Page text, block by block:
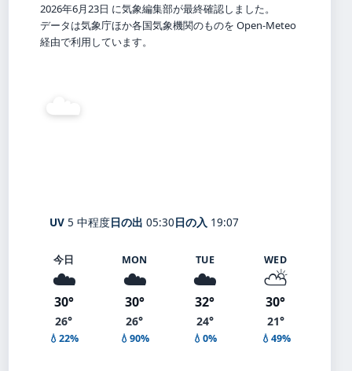
2026年6月23日 に気象編集部が最終確認しました。
データは気象庁ほか各国気象機関のものを Open-Meteo
経由で利用しています。
☁️
UV 5 中程度日の出 05:30日の入 19:07
今日
☁️
30°
26°
💧22%
MON
☁️
30°
26°
💧90%
TUE
☁️
32°
24°
💧0%
WED
⛅
30°
21°
💧49%